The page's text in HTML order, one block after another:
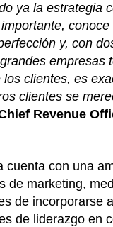
ya la estrategia
conoce
y, con
empresas
clientes, es
clientes se
Revenue
cuenta con una
de marketing,
de incorporarse
de liderazgo en